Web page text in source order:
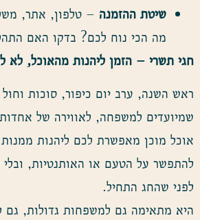
שיטת ההזמנה– טלפון, אתר,
מה הכי נוח לכם? בדקו האם
חגי תשרי – הזמן ליהנות מהאוכל, לא
ראש השנה, ערב יום כיפור, סוכות
שמיועדים למשפחה, לאווירה של
אוכל מוכן מאפשרת לכם ליהנות ממנות
להתפשר על הטעם או האותנטיות,
לפני שהחג התחיל.
היא מתאימה גם למשפחות גדולות, גם